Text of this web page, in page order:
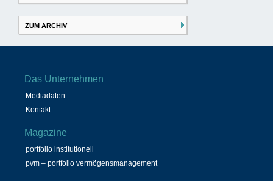
ZUM ARCHIV
Das Unternehmen
Mediadaten
Kontakt
Magazine
portfolio institutionell
pvm – portfolio vermögensmanagement